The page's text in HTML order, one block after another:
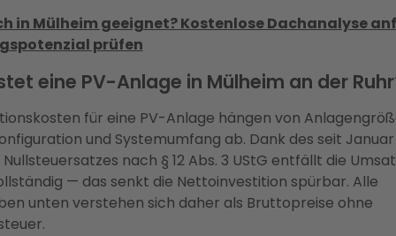
in Mülheim geeignet? Kostenlose Dachanalyse
prüfen
eine PV-Anlage in Mülheim an der
für eine PV-Anlage hängen von
und Systemumfang ab. Dank des seit Januar
nach § 12 Abs. 3 UStG entfällt die
— das senkt die Nettoinvestition spürbar. Alle
unten verstehen sich daher als Bruttopreise ohne